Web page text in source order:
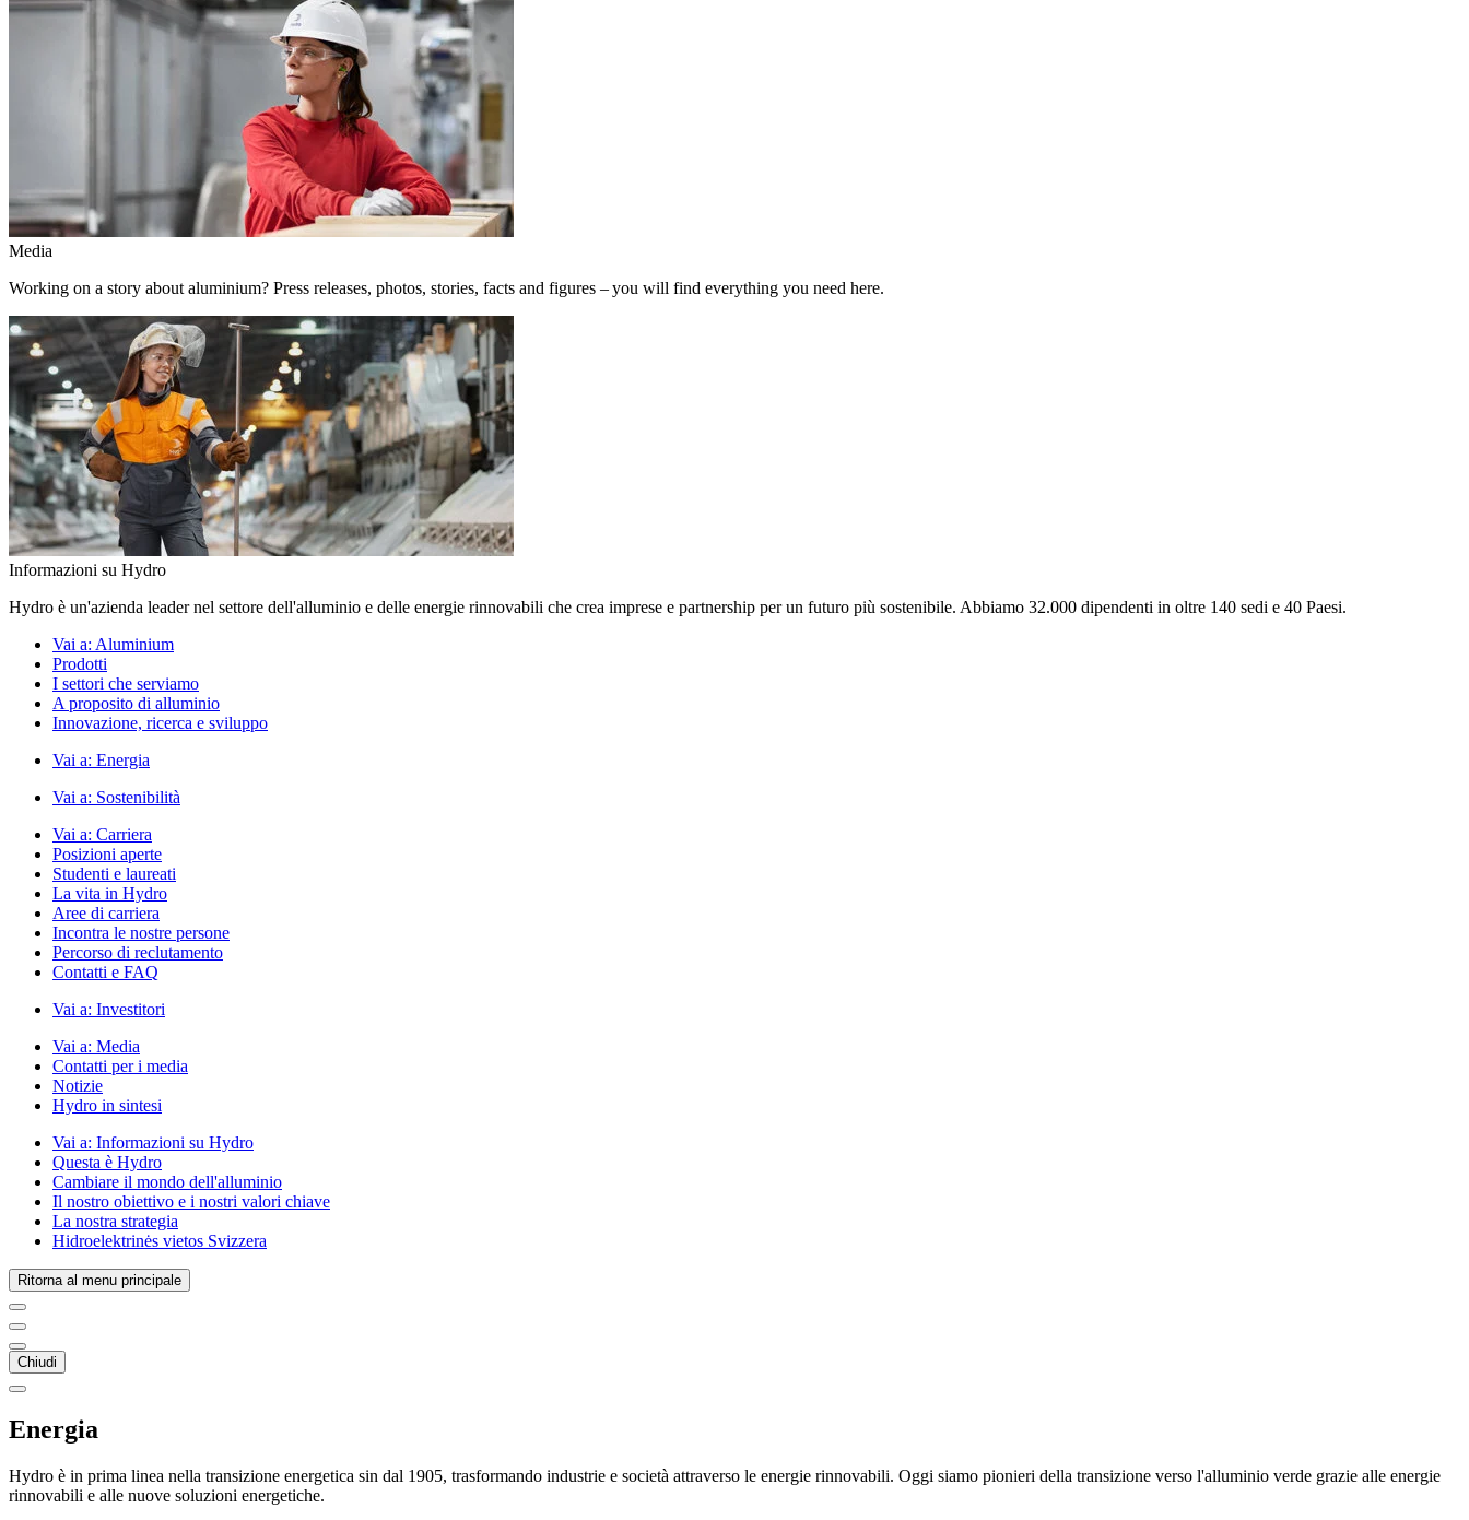
Media
Working on a story about aluminium? Press releases, photos, stories, facts and figures – you will find everything you need here.
Informazioni su Hydro
Hydro è un'azienda leader nel settore dell'alluminio e delle energie rinnovabili che crea imprese e partnership per un futuro più sostenibile. Abbiamo 32.000 dipendenti in oltre 140 sedi e 40 Paesi.
Vai a: Aluminium
Prodotti
I settori che serviamo
A proposito di alluminio
Innovazione, ricerca e sviluppo
Vai a: Energia
Vai a: Sostenibilità
Vai a: Carriera
Posizioni aperte
Studenti e laureati
La vita in Hydro
Aree di carriera
Incontra le nostre persone
Percorso di reclutamento
Contatti e FAQ
Vai a: Investitori
Vai a: Media
Contatti per i media
Notizie
Hydro in sintesi
Vai a: Informazioni su Hydro
Questa è Hydro
Cambiare il mondo dell'alluminio
Il nostro obiettivo e i nostri valori chiave
La nostra strategia
Hidroelektrinės vietos Svizzera
Ritorna al menu principale
Chiudi
Energia
Hydro è in prima linea nella transizione energetica sin dal 1905, trasformando industrie e società attraverso le energie rinnovabili. Oggi siamo pionieri della transizione verso l'alluminio verde grazie alle energie
rinnovabili e alle nuove soluzioni energetiche.